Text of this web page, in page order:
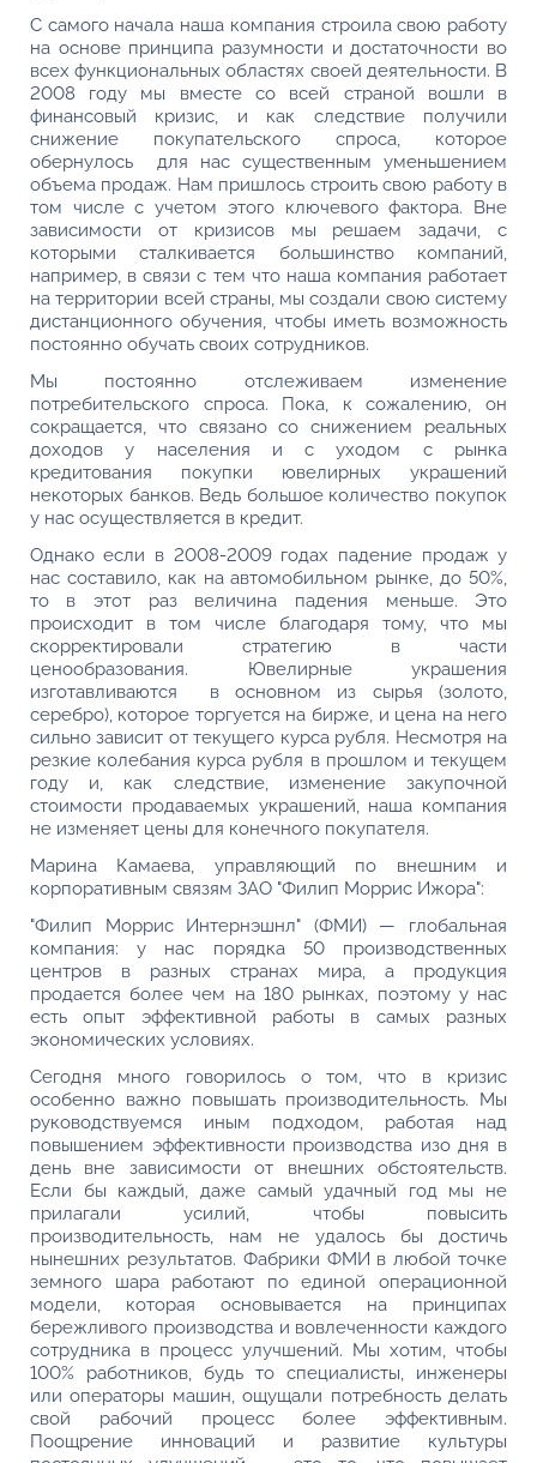
С самого начала наша компания строила свою работу
на основе принципа разумности и достаточности во
всех функциональных областях своей деятельности. В
2008 году мы вместе со всей страной вошли в
финансовый кризис, и как следствие получили
снижение покупательского спроса, которое
обернулось для нас существенным уменьшением
объема продаж. Нам пришлось строить свою работу в
том числе с учетом этого ключевого фактора. Вне
зависимости от кризисов мы решаем задачи, с
которыми сталкивается большинство компаний,
например, в связи с тем что наша компания работает
на территории всей страны, мы создали свою систему
дистанционного обучения, чтобы иметь возможность
постоянно обучать своих сотрудников.
Мы постоянно отслеживаем изменение
потребительского спроса. Пока, к сожалению, он
сокращается, что связано со снижением реальных
доходов у населения и с уходом с рынка
кредитования покупки ювелирных украшений
некоторых банков. Ведь большое количество покупок
у нас осуществляется в кредит.
Однако если в 2008-2009 годах падение продаж у
нас составило, как на автомобильном рынке, до 50%,
то в этот раз величина падения меньше. Это
происходит в том числе благодаря тому, что мы
скорректировали стратегию в части
ценообразования. Ювелирные украшения
изготавливаются в основном из сырья (золото,
серебро), которое торгуется на бирже, и цена на него
сильно зависит от текущего курса рубля. Несмотря на
резкие колебания курса рубля в прошлом и текущем
году и, как следствие, изменение закупочной
стоимости продаваемых украшений, наша компания
не изменяет цены для конечного покупателя.
Марина Камаева, управляющий по внешним и
корпоративным связям ЗАО "Филип Моррис Ижора":
"Филип Моррис Интернэшнл" (ФМИ) — глобальная
компания: у нас порядка 50 производственных
центров в разных странах мира, а продукция
продается более чем на 180 рынках, поэтому у нас
есть опыт эффективной работы в самых разных
экономических условиях.
Сегодня много говорилось о том, что в кризис
особенно важно повышать производительность. Мы
руководствуемся иным подходом, работая над
повышением эффективности производства изо дня в
день вне зависимости от внешних обстоятельств.
Если бы каждый, даже самый удачный год мы не
прилагали усилий, чтобы повысить
производительность, нам не удалось бы достичь
нынешних результатов. Фабрики ФМИ в любой точке
земного шара работают по единой операционной
модели, которая основывается на принципах
бережливого производства и вовлеченности каждого
сотрудника в процесс улучшений. Мы хотим, чтобы
100% работников, будь то специалисты, инженеры
или операторы машин, ощущали потребность делать
свой рабочий процесс более эффективным.
Поощрение инноваций и развитие культуры